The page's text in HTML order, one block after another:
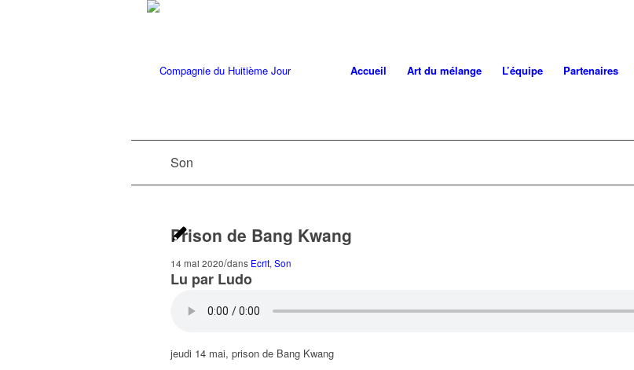
Accueil Art du mélange L’équipe Partenaires
Son
Prison de Bang Kwang
14 mai 2020/dans Ecrit, Son
Lu par Ludo
jeudi 14 mai, prison de Bang Kwang